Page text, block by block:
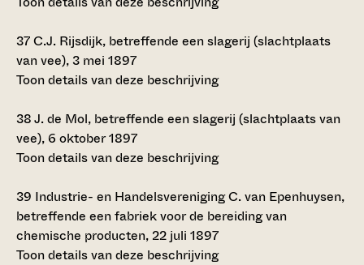
37C.J. Rijsdijk, betreffende een slagerij (slachtplaats
van vee), 3 mei 1897
Toon details van deze beschrijving
38J. de Mol, betreffende een slagerij (slachtplaats van
vee), 6 oktober 1897
Toon details van deze beschrijving
39 Industrie- en Handelsvereniging C. van Epenhuysen,
betreffende een fabriek voor de bereiding van
chemische producten, 22 juli 1897
Toon details van deze beschrijving